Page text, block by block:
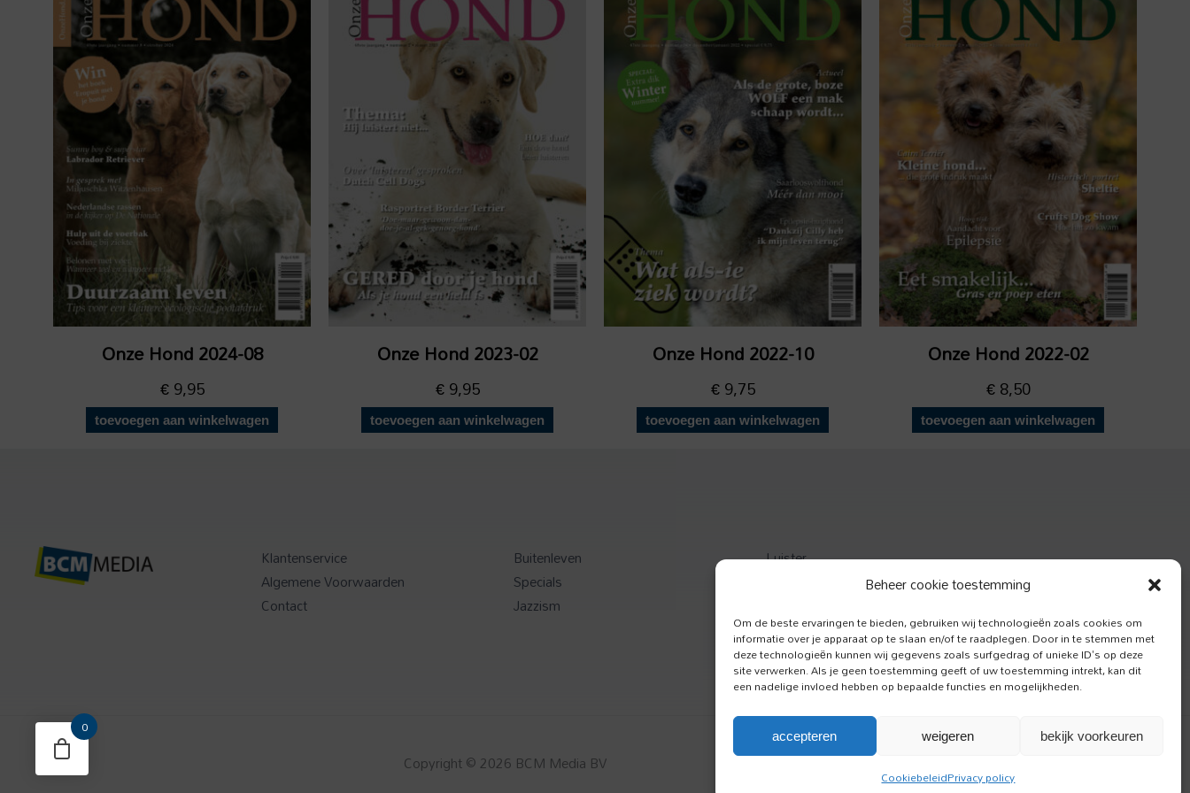
Beheer cookie toestemming
Om de beste ervaringen te bieden, gebruiken wij technologieën zoals cookies om
informatie over je apparaat op te slaan en/of te raadplegen. Door in te stemmen met
deze technologieën kunnen wij gegevens zoals surfgedrag of unieke ID's op deze
site verwerken. Als je geen toestemming geeft of uw toestemming intrekt, kan dit
een nadelige invloed hebben op bepaalde functies en mogelijkheden.
accepteren weigeren bekijk voorkeuren
CookiebeleidPrivacy policy
Onze Hond 2024-08
€9,95
toevoegen aan winkelwagen
Onze Hond 2023-02
€9,95
toevoegen aan winkelwagen
Onze Hond 2022-10
€9,75
toevoegen aan winkelwagen
Onze Hond 2022-02
€8,50
toevoegen aan winkelwagen
Klantenservice
Algemene Voorwaarden
Contact
Buitenleven
Specials
Jazzism
Luister
Copyright © 2026 BCM Media BV
0